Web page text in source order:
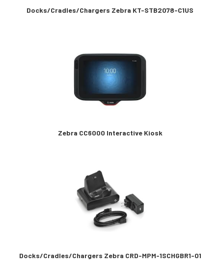
Docks/Cradles/Chargers Zebra KT-STB2078-C1US
Zebra CC6000 Interactive Kiosk
Docks/Cradles/Chargers Zebra CRD-MPM-1SCHGBR1-01